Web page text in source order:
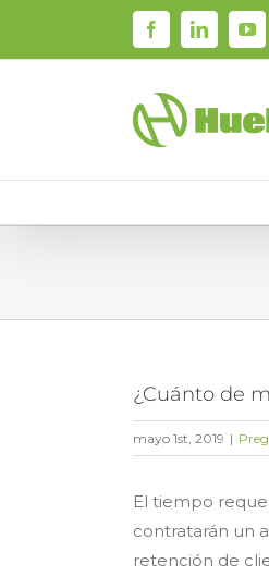
FacebookLinkedIn
¿Cuánto de
mayo 1st, 2019 |
El tiempo
contratarán un
retención de